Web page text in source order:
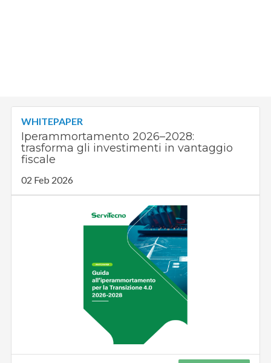
WHITEPAPER
Iperammortamento 2026–2028:
trasforma gli investimenti in vantaggio
fiscale
02 Feb 2026